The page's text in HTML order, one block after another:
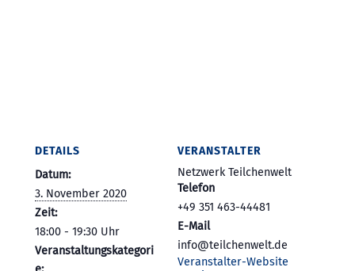
DETAILS
Datum:
3. November 2020
Zeit:
18:00 - 19:30
Veranstaltungskategori
VERANSTALTER
Netzwerk Teilchenwelt
Telefon
+49 351 463-44481
E-Mail
info@teilchenwelt.de
Veranstalter-Website